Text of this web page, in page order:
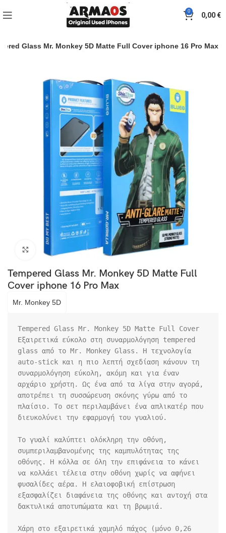
0 0,00€
Glass Mr. Monkey 5D Matte Full Cover iphone 16 Pro Max
Click to enlarge
Tempered Glass Mr. Monkey 5D Matte Full
Cover iphone 16 Pro Max
Mr. Monkey 5D
Tempered Glass Mr. Monkey 5D Matte Full Cover
Εξαιρετικά εύκολο στη συναρμολόγηση tempered
glass από το Mr. Monkey Glass. Η τεχνολογία
auto-stick και η πιο λεπτή σχεδίαση κάνουν τη
συναρμολόγηση εύκολη, ακόμη και για έναν
αρχάριο χρήστη. Ως ένα από τα λίγα στην αγορά,
αποτρέπει τη συσσώρευση σκόνης γύρω από το
πλαίσιο. Το σετ περιλαμβάνει ένα απλικατέρ που
διευκολύνει την εφαρμογή του γυαλιού.
Το γυαλί καλύπτει ολόκληρη την οθόνη,
συμπεριλαμβανομένης της καμπυλότητας της
οθόνης. Η κόλλα σε όλη την επιφάνεια το κάνει
να κολλάει τέλεια στην οθόνη χωρίς να αφήνει
φυσαλίδες αέρα. Η ελαιοφοβική επίστρωση
εξασφαλίζει διαφάνεια της οθόνης και αντοχή στα
δακτυλικά αποτυπώματα και τη βρωμιά.
Χάρη στο εξαιρετικά χαμηλό πάχος (μόνο 0,26